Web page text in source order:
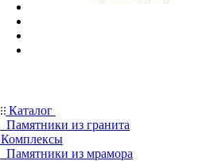
Каталог
Памятники из гранита
Комплексы
Памятники из мрамора